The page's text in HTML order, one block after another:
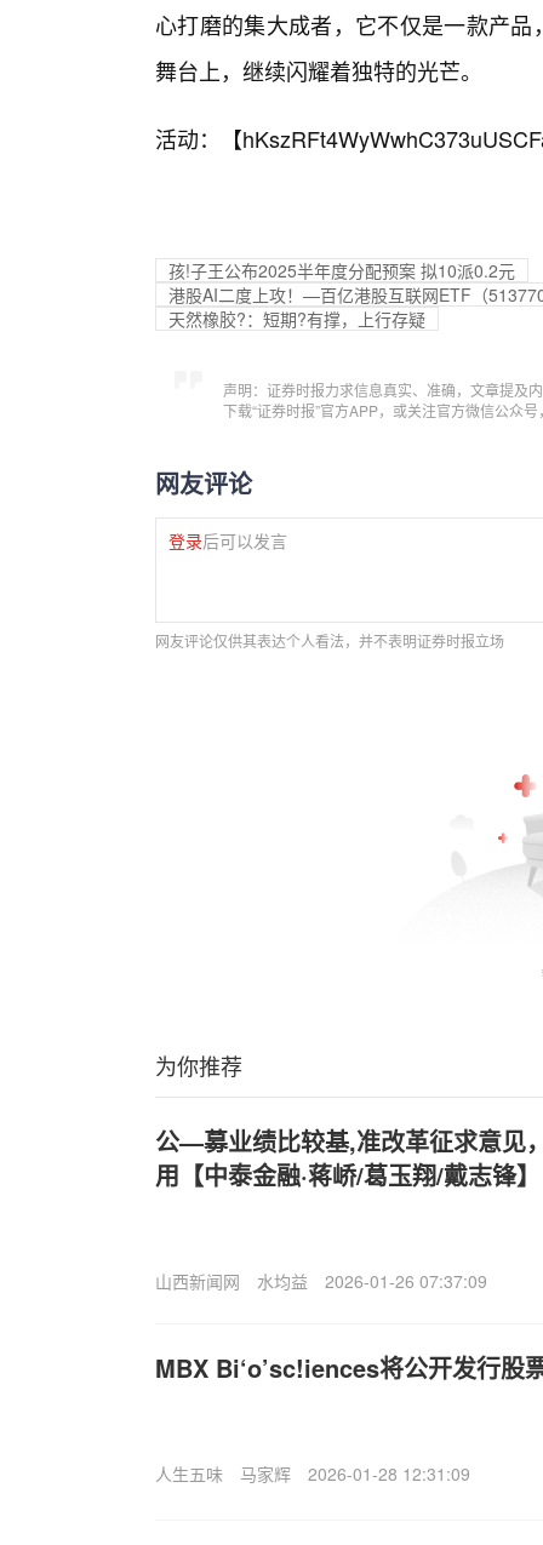
心打磨的集大成者，它不仅是一款产
舞台上，继续闪耀着独特的光芒。
活动：【
孩!子王公布2025半年度分配预案 拟10派0.2元
港股AI二度上攻！—百亿港股互联网ETF（
天然橡胶?：短期?有撑，上行存疑
声明：证券时报力求信息真实、准确，文章提及
下载“证券时报”官方APP，或关注官方微信公众
网友评论
登录后可以发言
网友评论仅供其表达个人看法，并不表明证券时报立场
为你推荐
公—募业绩比较基,准改革征求意见
用【中泰金融·蒋峤/葛玉翔/戴志锋】
山西新闻网 水均益 2026-01-26 07:37:09
MBX Bi‘o’sc!iences将公开发行股
人生五味 马家辉 2026-01-28 12:31:09